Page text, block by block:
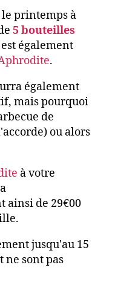
printemps à
5 bouteilles
est également
.
également
mais pourquoi
de
ou alors
à votre
ainsi de 29€00
jusqu'au 15
ne sont pas